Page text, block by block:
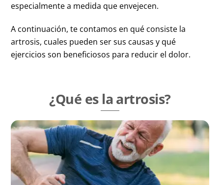
especialmente a medida que envejecen.
A continuación, te contamos en qué consiste la
artrosis, cuales pueden ser sus causas y qué
ejercicios son beneficiosos para reducir el dolor.
¿Qué es la artrosis?